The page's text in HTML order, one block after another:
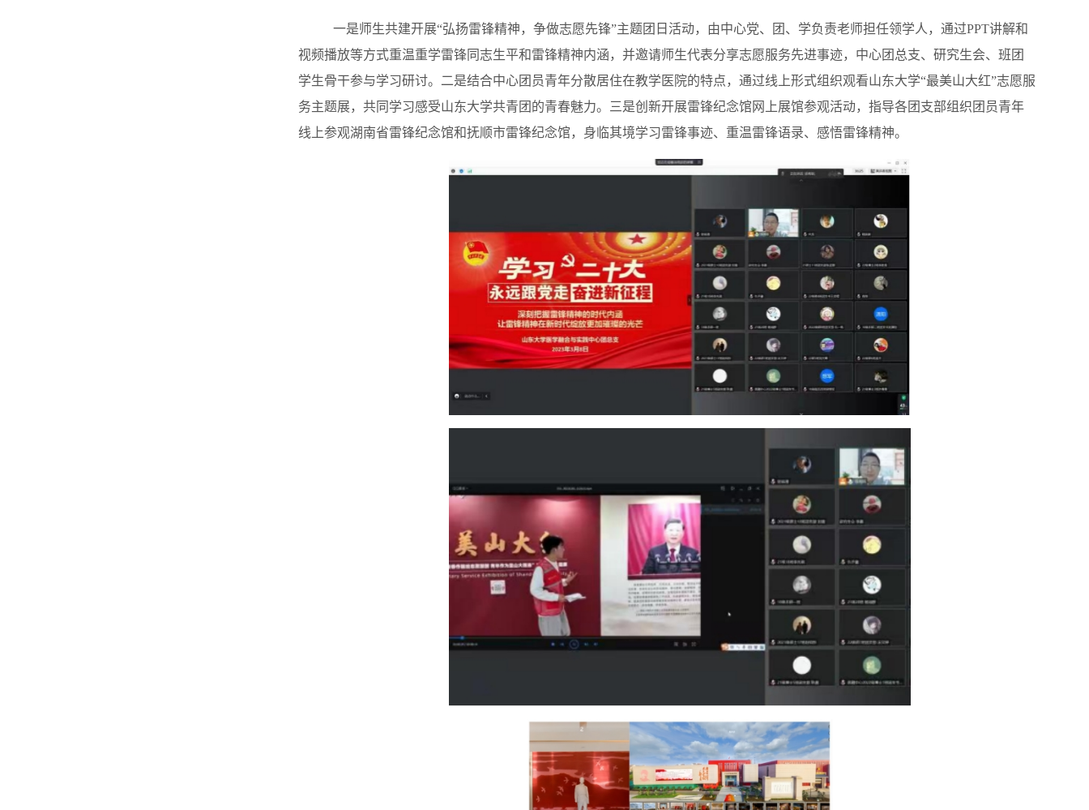
一是师生共建开展“弘扬雷锋精神，争做志愿先锋”主题团日活动，由中心党、团、学负责老师担任领学人，通过PPT讲解和
视频播放等方式重温重学雷锋同志生平和雷锋精神内涵，并邀请师生代表分享志愿服务先进事迹，中心团总支、研究生会、班团
学生骨干参与学习研讨。二是结合中心团员青年分散居住在教学医院的特点，通过线上形式组织观看山东大学“最美山大红”志愿服
务主题展，共同学习感受山东大学共青团的青春魅力。三是创新开展雷锋纪念馆网上展馆参观活动，指导各团支部组织团员青年
线上参观湖南省雷锋纪念馆和抚顺市雷锋纪念馆，身临其境学习雷锋事迹、重温雷锋语录、感悟雷锋精神。